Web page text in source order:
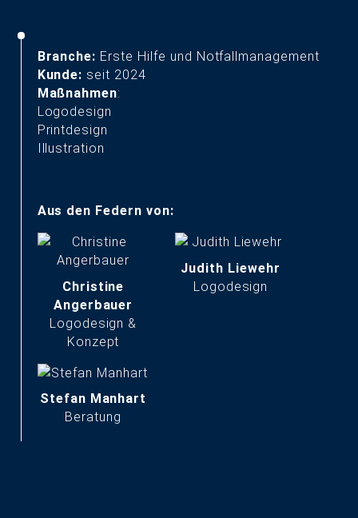
LEISTUNGEN & REFERENZEN
TEAM & KARRIERE
BLOG & NEWS
KONTAKT & ANFAHRT
servus@typneun.de
Branche: Erste Hilfe und Notfallmanagement
Kunde: seit 2024
Maßnahmen:
Logodesign
Printdesign
Illustration
Aus den Federn von:
Christine
Angerbauer
Logodesign &
Konzept
Judith Liewehr
Logodesign
Stefan Manhart
Beratung